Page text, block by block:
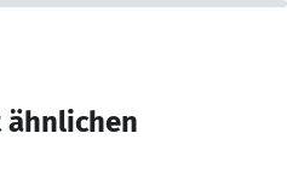
ähnlichen